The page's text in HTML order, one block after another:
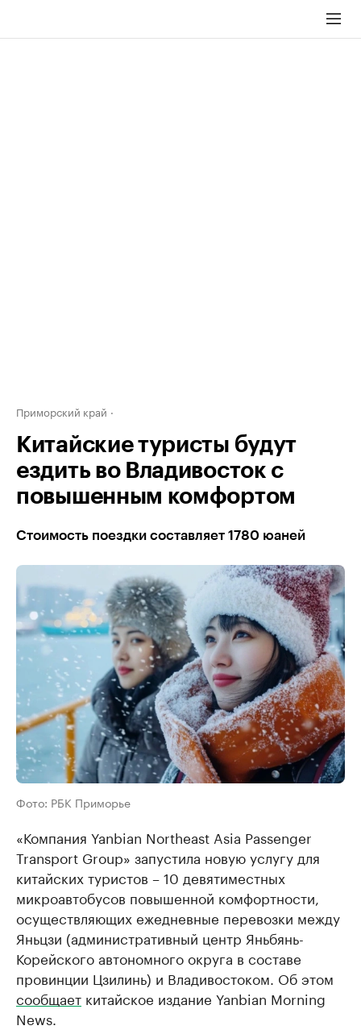
Приморский край
Китайские туристы будут
ездить во Владивосток с
повышенным комфортом
Стоимость поездки составляет 1780 юаней
Фото: РБК Приморье
«Компания Yanbian Northeast Asia Passenger
Transport Group» запустила новую услугу для
китайских туристов – 10 девятиместных
микроавтобусов повышенной комфортности,
осуществляющих ежедневные перевозки между
Яньцзи (административный центр Яньбянь-
Корейского автономного округа в составе
провинции Цзилинь) и Владивостоком. Об этом
сообщает китайское издание Yanbian Morning
News.